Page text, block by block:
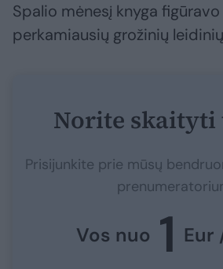
Spalio mėnesį knyga
perkamiausių grožinių
Norite skaityti
Prisijunkite prie mūsų
Vos nuo 1 Eur